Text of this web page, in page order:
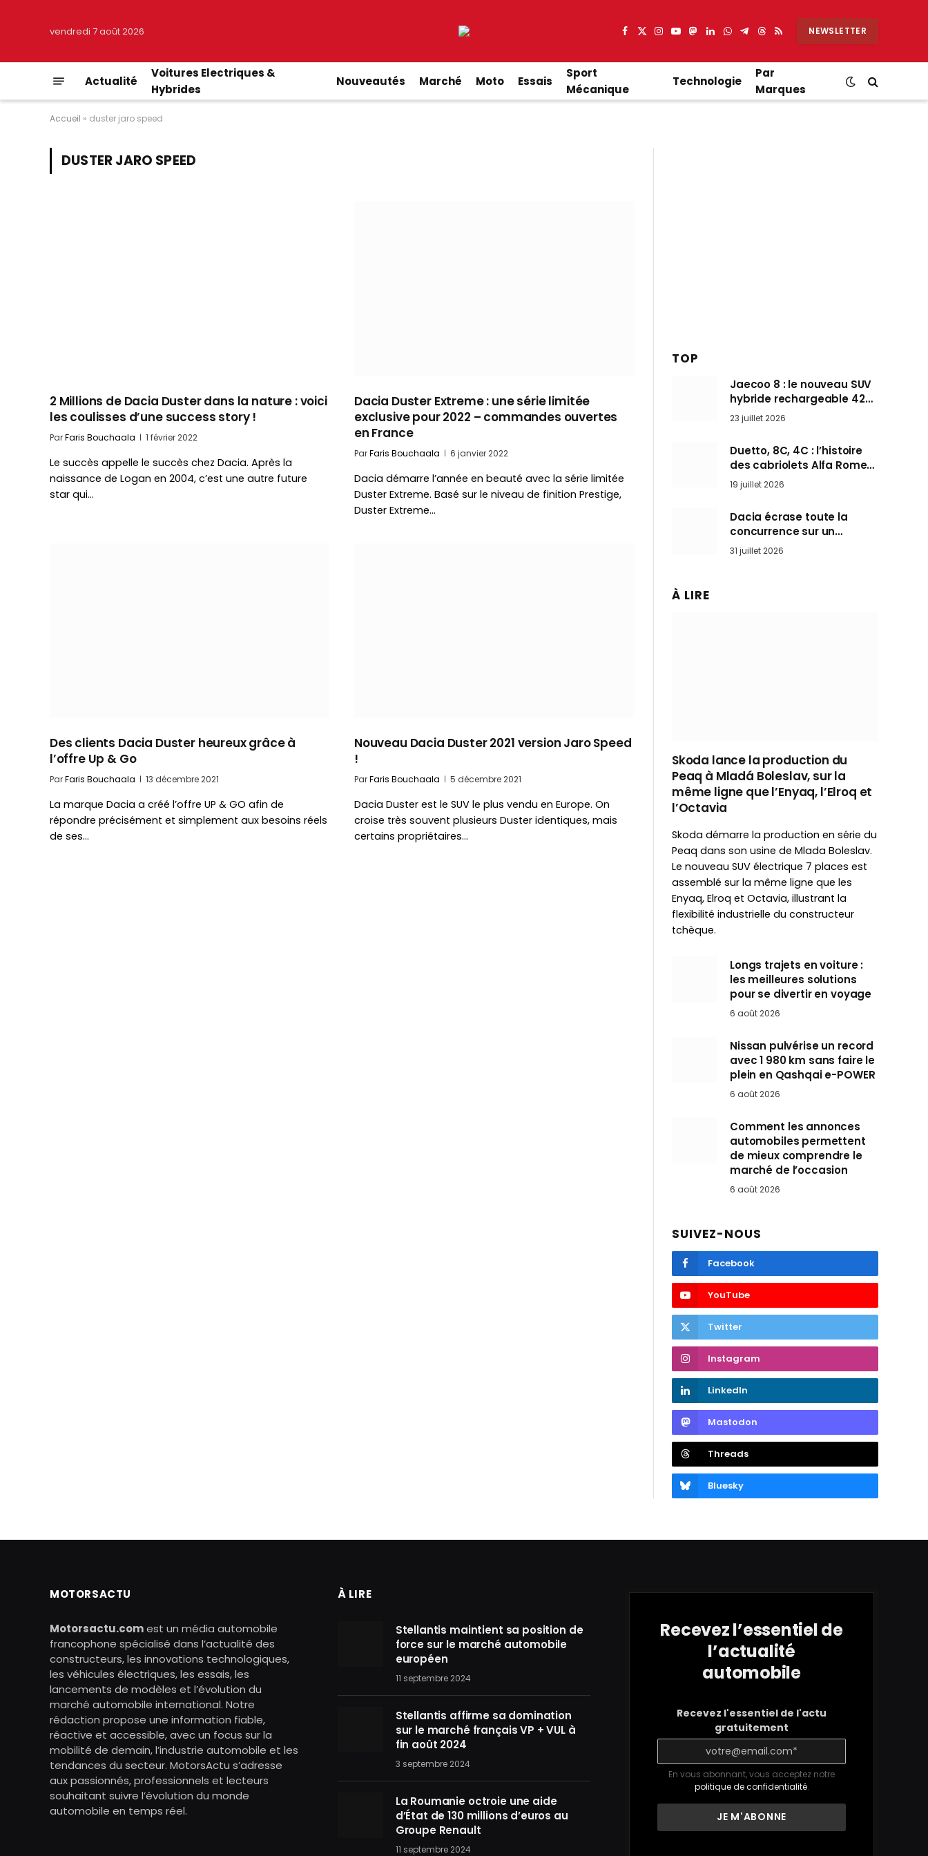
vendredi 7 août 2026 Facebook
X
Instagram
YouTube
Mastodon
LinkedIn
WhatsApp
Partager
Telegram
Threads
RSS NEWSLETTER
Actualité
Voitures Electriques &
Hybrides
Nouveautés Marché Moto Essais
Sport
Mécanique
Technologie
Par
Marques
Accueil » duster jaro speed
DUSTER JARO SPEED
2 Millions de Dacia Duster dans la nature : voici
les coulisses d’une success story !
ParFaris Bouchaala 1 février 2022
Le succès appelle le succès chez Dacia. Après la
naissance de Logan en 2004, c’est une autre future
star qui…
Dacia Duster Extreme : une série limitée
exclusive pour 2022 – commandes ouvertes
en France
ParFaris Bouchaala 6 janvier 2022
Dacia démarre l’année en beauté avec la série limitée
Duster Extreme. Basé sur le niveau de finition Prestige,
Duster Extreme…
Des clients Dacia Duster heureux grâce à
l’offre Up & Go
ParFaris Bouchaala 13 décembre 2021
La marque Dacia a créé l’offre UP & GO afin de
répondre précisément et simplement aux besoins réels
de ses…
Nouveau Dacia Duster 2021 version Jaro Speed
!
ParFaris Bouchaala 5 décembre 2021
Dacia Duster est le SUV le plus vendu en Europe. On
croise très souvent plusieurs Duster identiques, mais
certains propriétaires…
TOP
Jaecoo 8 : le nouveau SUV
hybride rechargeable 428
ch qui vise l’Audi Q7 arrive
en Europe cet automne
23 juillet 2026
Duetto, 8C, 4C : l’histoire
des cabriolets Alfa Romeo,
ces Spider qui ont défini
l’art de rouler cheveux au
vent
19 juillet 2026
Dacia écrase toute la
concurrence sur un
marché où personne ne
l’attendait
31 juillet 2026
À LIRE
Skoda lance la production du
Peaq à Mladá Boleslav, sur la
même ligne que l’Enyaq, l’Elroq et
l’Octavia
Skoda démarre la production en série du
Peaq dans son usine de Mlada Boleslav.
Le nouveau SUV électrique 7 places est
assemblé sur la même ligne que les
Enyaq, Elroq et Octavia, illustrant la
flexibilité industrielle du constructeur
tchèque.
Longs trajets en voiture :
les meilleures solutions
pour se divertir en voyage
6 août 2026
Nissan pulvérise un record
avec 1 980 km sans faire le
plein en Qashqai e-POWER
6 août 2026
Comment les annonces
automobiles permettent
de mieux comprendre le
marché de l’occasion
6 août 2026
SUIVEZ-NOUS
Facebook
YouTube
Twitter
Instagram
LinkedIn
Mastodon
Threads
Bluesky
MOTORSACTU
Motorsactu.comest un média automobile
francophone spécialisé dans l’actualité des
constructeurs, les innovations technologiques,
les véhicules électriques, les essais, les
lancements de modèles et l’évolution du
marché automobile international. Notre
rédaction propose une information fiable,
réactive et accessible, avec un focus sur la
mobilité de demain, l’industrie automobile et les
tendances du secteur. MotorsActu s’adresse
aux passionnés, professionnels et lecteurs
souhaitant suivre l’évolution du monde
automobile en temps réel.
À LIRE
Stellantis maintient sa position de
force sur le marché automobile
européen
11 septembre 2024
Stellantis affirme sa domination
sur le marché français VP + VUL à
fin août 2024
3 septembre 2024
La Roumanie octroie une aide
d’État de 130 millions d’euros au
Groupe Renault
11 septembre 2024
Recevez l’essentiel de
l’actualité
automobile
Recevez l'essentiel de l'actu
gratuitement
En vous abonnant, vous acceptez notre
politique de confidentialité.